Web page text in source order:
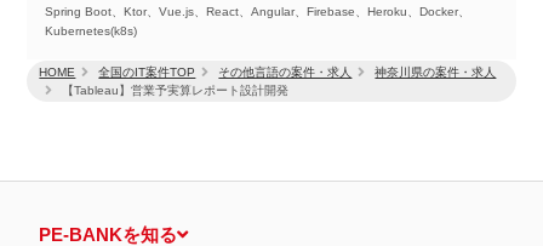
HOME 全国のIT案件TOP その他言語の案件・求人
神奈川県の案件・求人
【Tableau】営業予実算レポート設計開発
Spring Boot、Ktor、Vue.js、React、Angular、Firebase、Heroku、Docker、
Kubernetes(k8s)
PE-BANKを知る